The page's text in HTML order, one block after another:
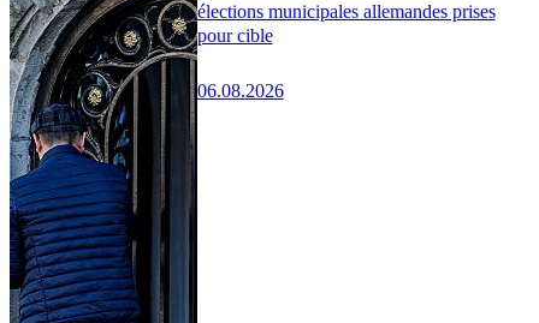
élections municipales allemandes prises
pour cible
06.08.2026